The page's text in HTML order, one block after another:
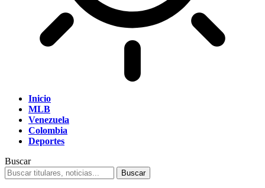
Inicio
MLB
Venezuela
Colombia
Deportes
Buscar